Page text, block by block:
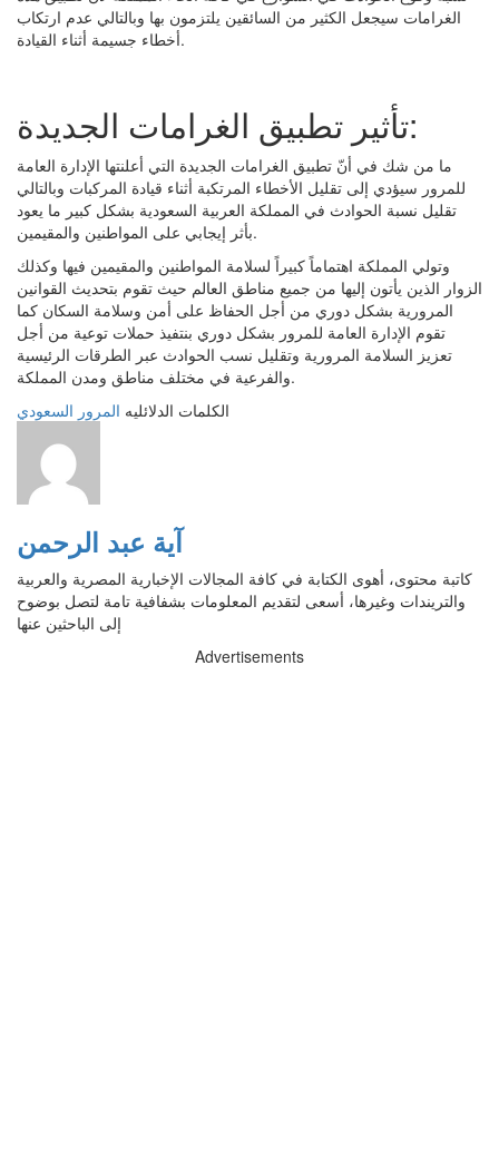
الغرامات سيجعل الكثير من السائقين يلتزمون بها وبالتالي عدم ارتكاب
أخطاء جسيمة أثناء القيادة.
تأثير تطبيق الغرامات الجديدة:
ما من شك في أنّ تطبيق الغرامات الجديدة التي أعلنتها الإدارة العامة
للمرور سيؤدي إلى تقليل الأخطاء المرتكبة أثناء قيادة المركبات وبالتالي
تقليل نسبة الحوادث في المملكة العربية السعودية بشكل كبير ما يعود
بأثر إيجابي على المواطنين والمقيمين.
وتولي المملكة اهتماماً كبيراً لسلامة المواطنين والمقيمين فيها وكذلك
الزوار الذين يأتون إليها من جميع مناطق العالم حيث تقوم بتحديث القوانين
المرورية بشكل دوري من أجل الحفاظ على أمن وسلامة السكان كما
تقوم الإدارة العامة للمرور بشكل دوري بنتفيذ حملات توعية من أجل
تعزيز السلامة المرورية وتقليل نسب الحوادث عبر الطرقات الرئيسية
والفرعية في مختلف مناطق ومدن المملكة.
الكلمات الدلائليه المرور السعودي
آية عبد الرحمن
كاتبة محتوى، أهوى الكتابة في كافة المجالات الإخبارية المصرية والعربية
والتريندات وغيرها، أسعى لتقديم المعلومات بشفافية تامة لتصل بوضوح
إلى الباحثين عنها
Advertisements